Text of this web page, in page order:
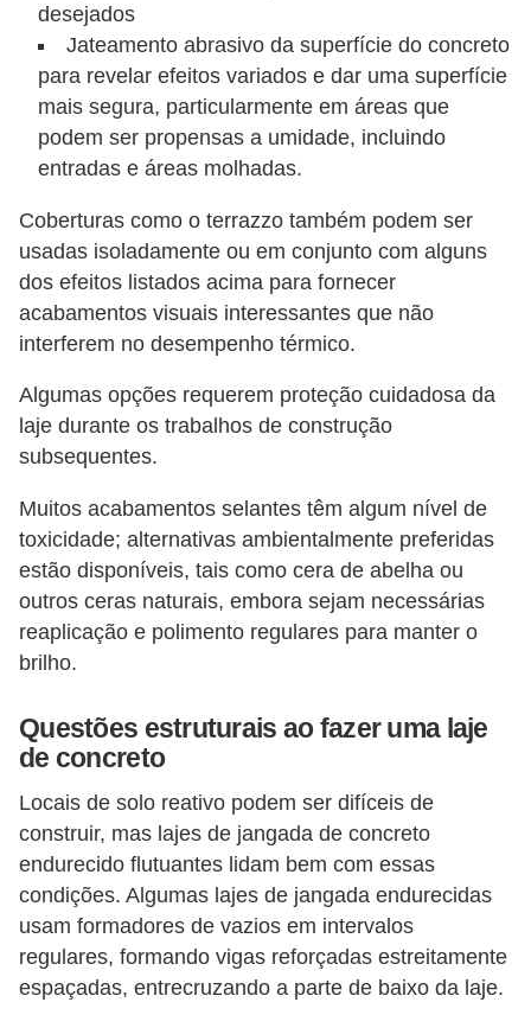
desejados
Jateamento abrasivo da superfície do concreto
para revelar efeitos variados e dar uma superfície
mais segura, particularmente em áreas que
podem ser propensas a umidade, incluindo
entradas e áreas molhadas.
Coberturas como o terrazzo também podem ser
usadas isoladamente ou em conjunto com alguns
dos efeitos listados acima para fornecer
acabamentos visuais interessantes que não
interferem no desempenho térmico.
Algumas opções requerem proteção cuidadosa da
laje durante os trabalhos de construção
subsequentes.
Muitos acabamentos selantes têm algum nível de
toxicidade; alternativas ambientalmente preferidas
estão disponíveis, tais como cera de abelha ou
outros ceras naturais, embora sejam necessárias
reaplicação e polimento regulares para manter o
brilho.
Questões estruturais ao fazer uma laje
de concreto
Locais de solo reativo podem ser difíceis de
construir, mas lajes de jangada de concreto
endurecido flutuantes lidam bem com essas
condições. Algumas lajes de jangada endurecidas
usam formadores de vazios em intervalos
regulares, formando vigas reforçadas estreitamente
espaçadas, entrecruzando a parte de baixo da laje.